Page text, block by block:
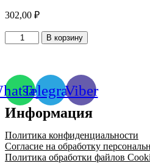
302,00 ₽
Количество
товара
32*20
Н-
Н
В корзину
TelegramViber
Информация
Политика конфиденциальности
Согласие на обработку
Политика обработки файлов